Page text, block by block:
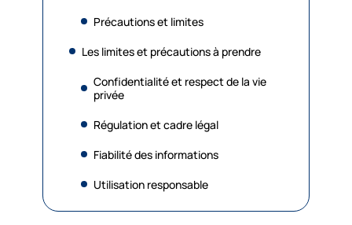
Précautions et limites
Les limites et précautions à prendre
Confidentialité et respect de la vie
privée
Régulation et cadre légal
Fiabilité des informations
Utilisation responsable